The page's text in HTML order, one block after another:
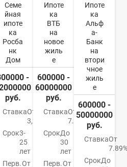
Семе
йная
ипоте
ка
Росба
нк
Дом
-
руб.
СтавкаОт
3,2%
Срок3-
25
лет
Перв.От
Ипоте
ка
ВТБ
на
новое
жиль
е
600000 -
60000000
руб.
СтавкаОт
7.4%
СрокДо
30
лет
Перв.От
Ипоте
ка
Альф
а-
Банк
на
втори
чное
жиль
е
600000 -
50000000
руб.
СтавкаОт
СрокДо